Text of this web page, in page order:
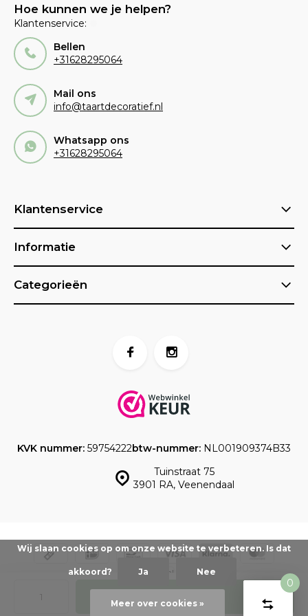
Toevoegen
Hoe kunnen we je helpen?
Klantenservice:
Bellen
+31628295064
Mail ons
info@taartdecoratief.nl
Whatsapp ons
+31628295064
Klantenservice
Informatie
Categorieën
Tuinstraat 75
3901 RA, Veenendaal
KVK nummer: 59754222btw-nummer: NL001909374B33
Sitemap
Wij slaan cookies op om onze website te verbeteren. Is dat
akkoord? Ja Nee
Meer over cookies »
0
Vergelijk
Start